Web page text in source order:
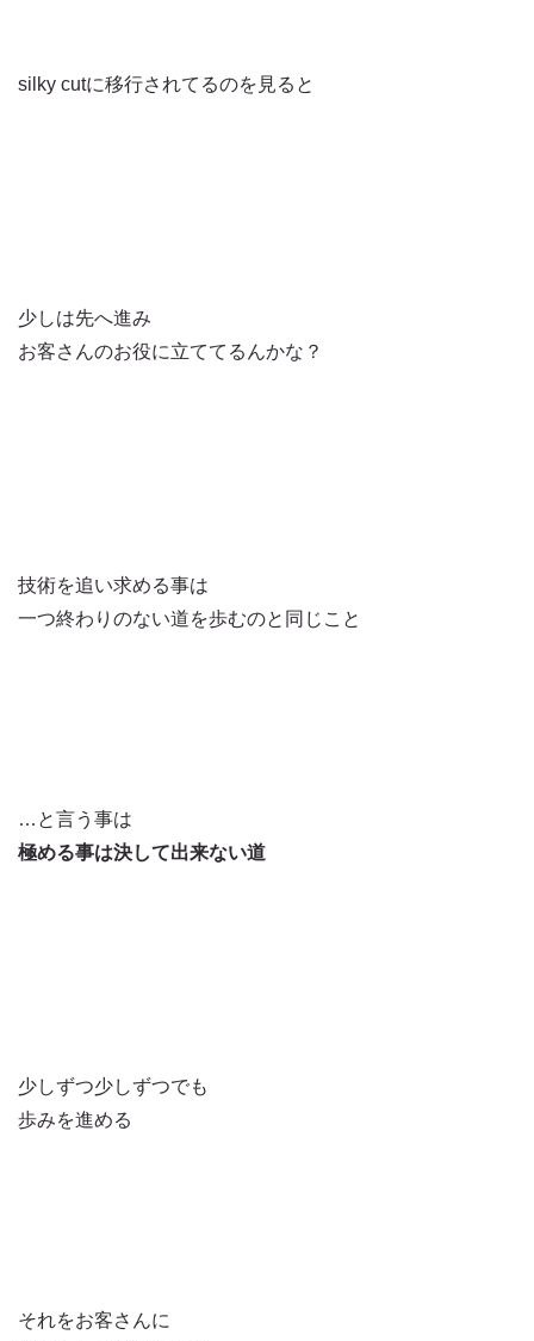
silky cutに移行されてるのを見ると
少しは先へ進み
お客さんのお役に立ててるんかな？
技術を追い求める事は
一つ終わりのない道を歩むのと同じこと
…と言う事は
極める事は決して出来ない道
少しずつ少しずつでも
歩みを進める
それをお客さんに